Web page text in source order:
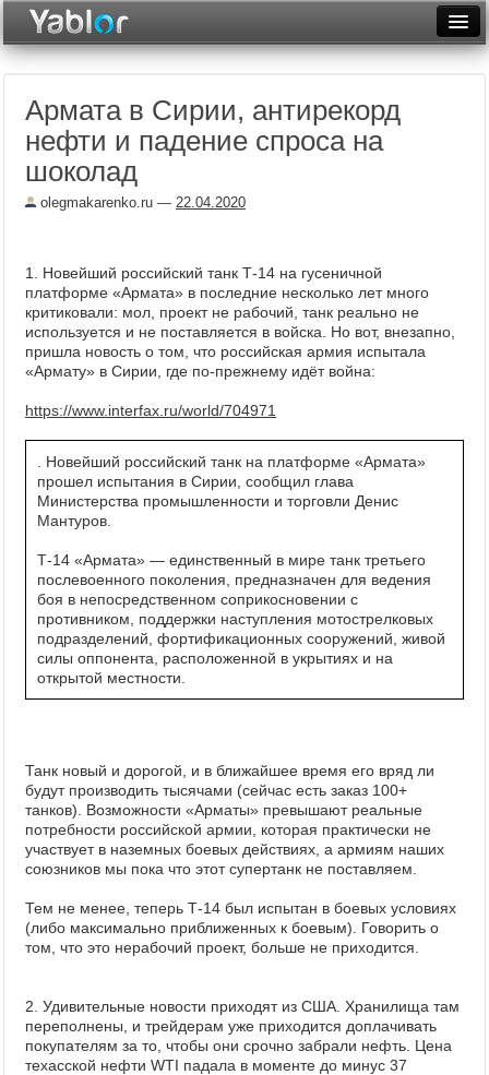
Неделя
Месяц
Рейтинги
Фототоп
Видеотоп
Армата в Сирии, антирекорд
нефти и падение спроса на
шоколад
olegmakarenko.ru — 22.04.2020
1. Новейший российский танк Т-14 на гусеничной
платформе «Армата» в последние несколько лет много
критиковали: мол, проект не рабочий, танк реально не
используется и не поставляется в войска. Но вот, внезапно,
пришла новость о том, что российская армия испытала
«Армату» в Сирии, где по-прежнему идёт война:
https://www.interfax.ru/world/704971
. Новейший российский танк на платформе «Армата»
прошел испытания в Сирии, сообщил глава
Министерства промышленности и торговли Денис
Мантуров.
Т-14 «Армата» — единственный в мире танк третьего
послевоенного поколения, предназначен для ведения
боя в непосредственном соприкосновении с
противником, поддержки наступления мотострелковых
подразделений, фортификационных сооружений, живой
силы оппонента, расположенной в укрытиях и на
открытой местности.
Танк новый и дорогой, и в ближайшее время его вряд ли
будут производить тысячами (сейчас есть заказ 100+
танков). Возможности «Арматы» превышают реальные
потребности российской армии, которая практически не
участвует в наземных боевых действиях, а армиям наших
союзников мы пока что этот супертанк не поставляем.
Тем не менее, теперь Т-14 был испытан в боевых условиях
(либо максимально приближенных к боевым). Говорить о
том, что это нерабочий проект, больше не приходится.
2. Удивительные новости приходят из США. Хранилища там
переполнены, и трейдерам уже приходится доплачивать
покупателям за то, чтобы они срочно забрали нефть. Цена
техасской нефти WTI падала в моменте до минус 37